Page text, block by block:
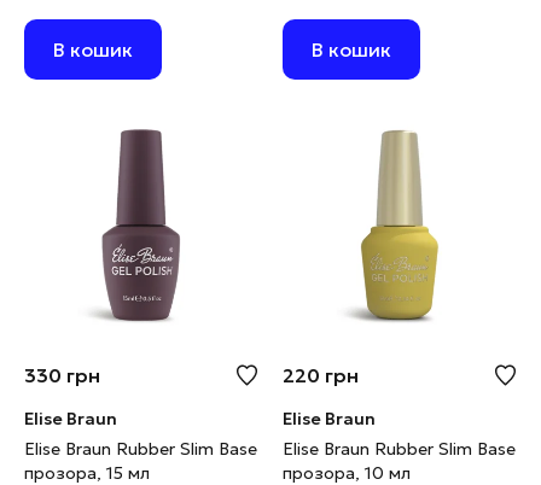
В кошик В кошик
330 грн
Elise Braun
Elise Braun Rubber Slim Base
прозора, 15 мл
220 грн
Elise Braun
Elise Braun Rubber Slim Base
прозора, 10 мл